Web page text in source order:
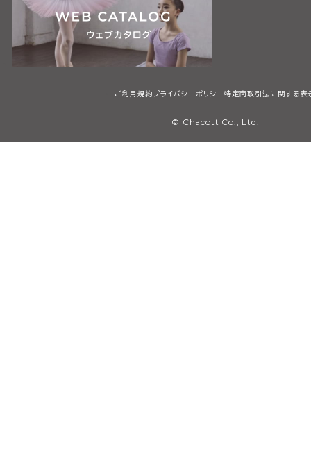
ご利用規約プライバシーポリシー特定商取引法に関する表
© Chacott Co., Ltd.